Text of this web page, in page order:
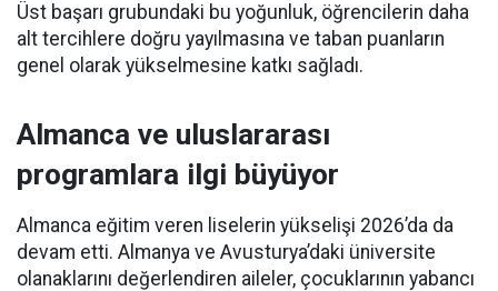
Üst başarı grubundaki bu yoğunluk, öğrencilerin daha
alt tercihlere doğru yayılmasına ve taban puanların
genel olarak yükselmesine katkı sağladı.
Almanca ve uluslararası
programlara ilgi büyüyor
Almanca eğitim veren liselerin yükselişi 2026’da da
devam etti. Almanya ve Avusturya’daki üniversite
olanaklarını değerlendiren aileler, çocuklarının yabancı